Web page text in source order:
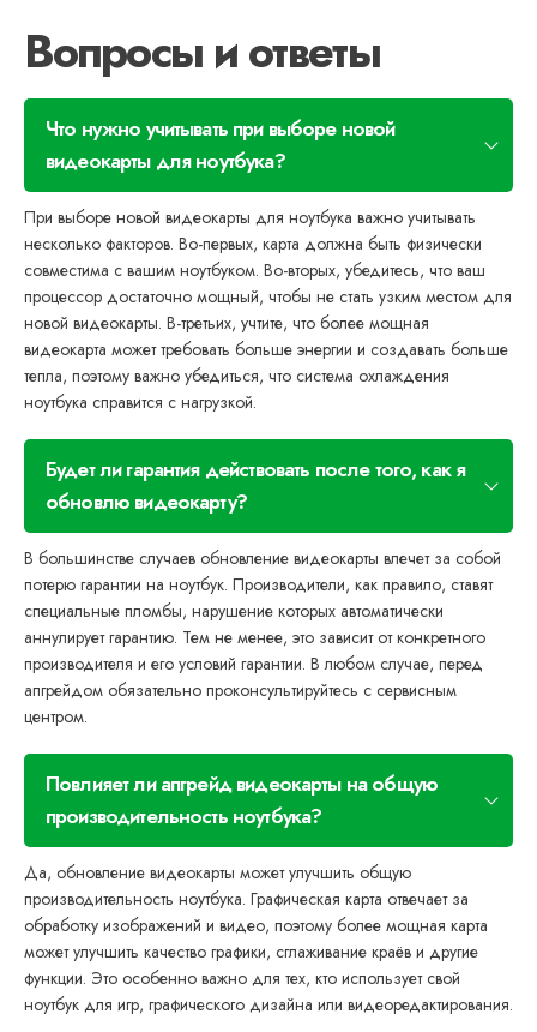
Вопросы и ответы
Что нужно учитывать при выборе новой
видеокарты для ноутбука?
При выборе новой видеокарты для ноутбука важно учитывать
несколько факторов. Во-первых, карта должна быть физически
совместима с вашим ноутбуком. Во-вторых, убедитесь, что ваш
процессор достаточно мощный, чтобы не стать узким местом для
новой видеокарты. В-третьих, учтите, что более мощная
видеокарта может требовать больше энергии и создавать больше
тепла, поэтому важно убедиться, что система охлаждения
ноутбука справится с нагрузкой.
Будет ли гарантия действовать после того, как я
обновлю видеокарту?
В большинстве случаев обновление видеокарты влечет за собой
потерю гарантии на ноутбук. Производители, как правило, ставят
специальные пломбы, нарушение которых автоматически
аннулирует гарантию. Тем не менее, это зависит от конкретного
производителя и его условий гарантии. В любом случае, перед
апгрейдом обязательно проконсультируйтесь с сервисным
центром.
Повлияет ли апгрейд видеокарты на общую
производительность ноутбука?
Да, обновление видеокарты может улучшить общую
производительность ноутбука. Графическая карта отвечает за
обработку изображений и видео, поэтому более мощная карта
может улучшить качество графики, сглаживание краёв и другие
функции. Это особенно важно для тех, кто использует свой
ноутбук для игр, графического дизайна или видеоредактирования.